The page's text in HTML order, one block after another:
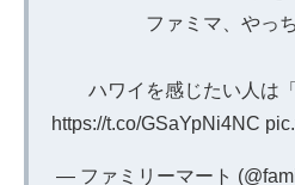
ファミマ、やっ
ハワイを感じたい人は
https://t.co/GSaYpNi4NC
— ファミリーマート